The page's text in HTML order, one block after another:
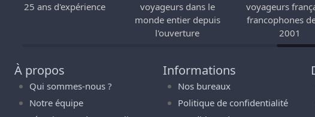
25 ans d'expérience
voyageurs dans le
monde entier depuis
l'ouverture
voyageurs
francophones
2001
À propos
Qui sommes-nous ?
Notre équipe
Informations
Nos bureaux
Politique de confidentialité